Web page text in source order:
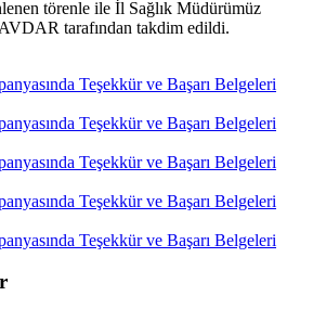
törenle ile İl Sağlık Müdürümüz
tarafından takdim edildi.